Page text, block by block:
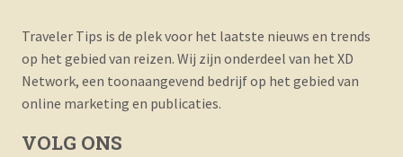
Traveler Tips is de plek voor het laatste nieuws en trends
op het gebied van reizen. Wij zijn onderdeel van het XD
Network, een toonaangevend bedrijf op het gebied van
online marketing en publicaties.
VOLG ONS